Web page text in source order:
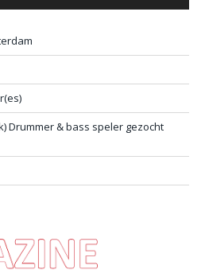
Drummer & bass speler gezocht